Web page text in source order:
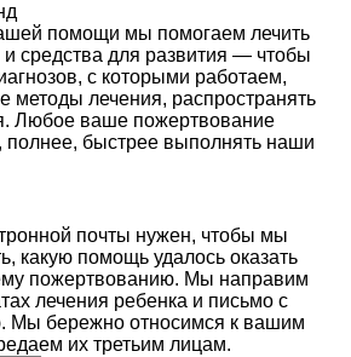
помощи мы помогаем лечить
средства для развития — чтобы
с которыми работаем,
методы лечения, распространять
Любое ваше пожертвование
быстрее выполнять наши
почты нужен, чтобы мы
какую помощь удалось оказать
пожертвованию. Мы направим
лечения ребенка и письмо с
Мы бережно относимся к вашим
их третьим лицам.